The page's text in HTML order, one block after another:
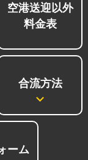
空港送迎以外
料金表
合流方法
ーム